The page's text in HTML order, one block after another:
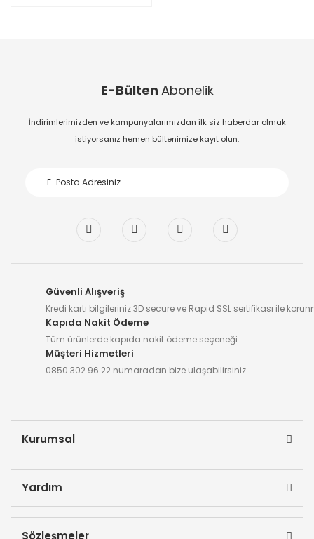
E-Bülten Abonelik
İndirimlerimizden ve kampanyalarımızdan ilk siz haberdar olmak
istiyorsanız hemen bültenimize kayıt olun.
Güvenli Alışveriş
Kredi kartı bilgileriniz 3D secure ve Rapid SSL sertifikası ile
Kapıda Nakit Ödeme
Tüm ürünlerde kapıda nakit ödeme seçeneği.
Müşteri Hizmetleri
0850 302 96 22 numaradan bize ulaşabilirsiniz.
Kurumsal
Yardım
Sözleşmeler